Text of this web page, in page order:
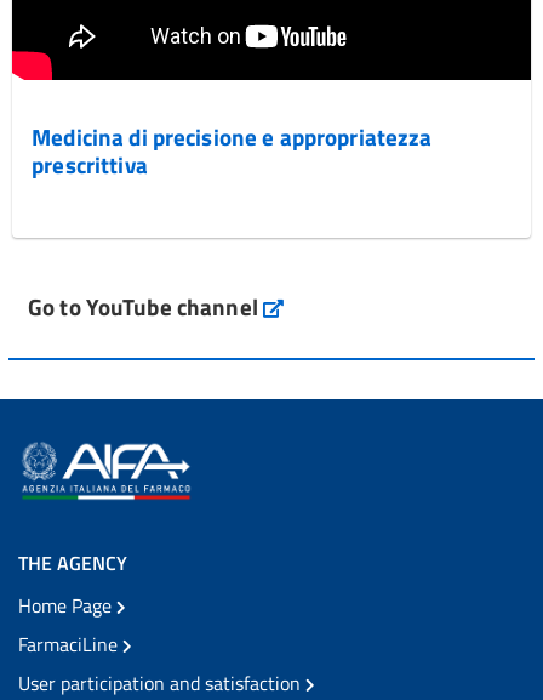
Medicina di precisione e appropriatezza
prescrittiva
Go to YouTube channel
THE AGENCY
Home Page
FarmaciLine
User participation and satisfaction